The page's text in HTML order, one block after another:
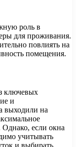
роль в
для проживания.
повлиять на
помещения.
ключевых
и
выходили на
Однако, если окна
учитывать
и выбирать